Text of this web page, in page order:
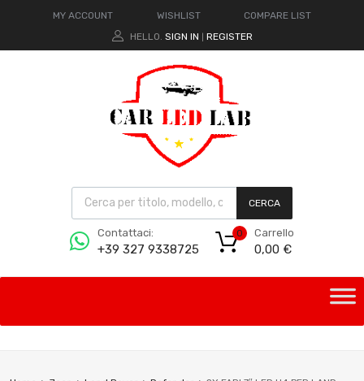
MY ACCOUNT WISHLIST
COMPARE LIST
HELLO. SIGN IN REGISTER
CERCA
Contattaci:
+39 327 9338725
Carrello
0,00 €
0